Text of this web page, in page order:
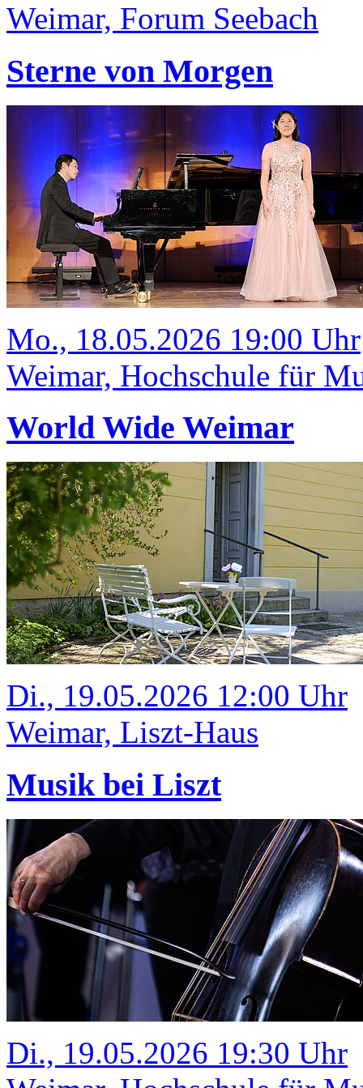
Weimar, Forum Seebach
Sterne von Morgen
Mo., 18.05.2026 19:00 Uhr
Weimar, Hochschule für
World Wide Weimar
Di., 19.05.2026 12:00 Uhr
Weimar, Liszt-Haus
Musik bei Liszt
Di., 19.05.2026 19:30 Uhr